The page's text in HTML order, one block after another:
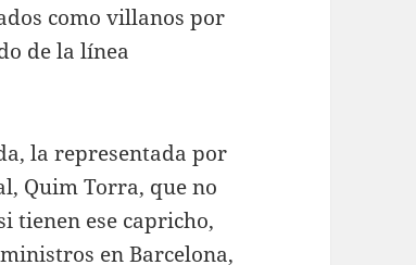
como villanos por
de la línea
la representada por
Quim Torra, que no
tienen ese capricho,
en Barcelona,